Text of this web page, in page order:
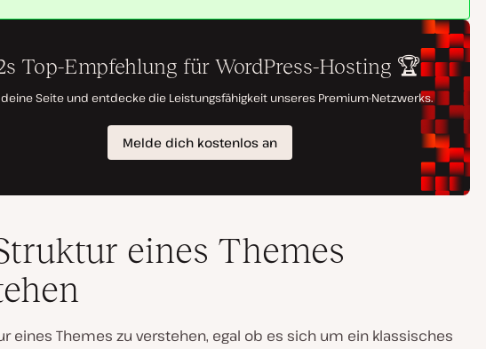
eines Themes
eines Themes zu verstehen, egal ob es sich um ein klassisches